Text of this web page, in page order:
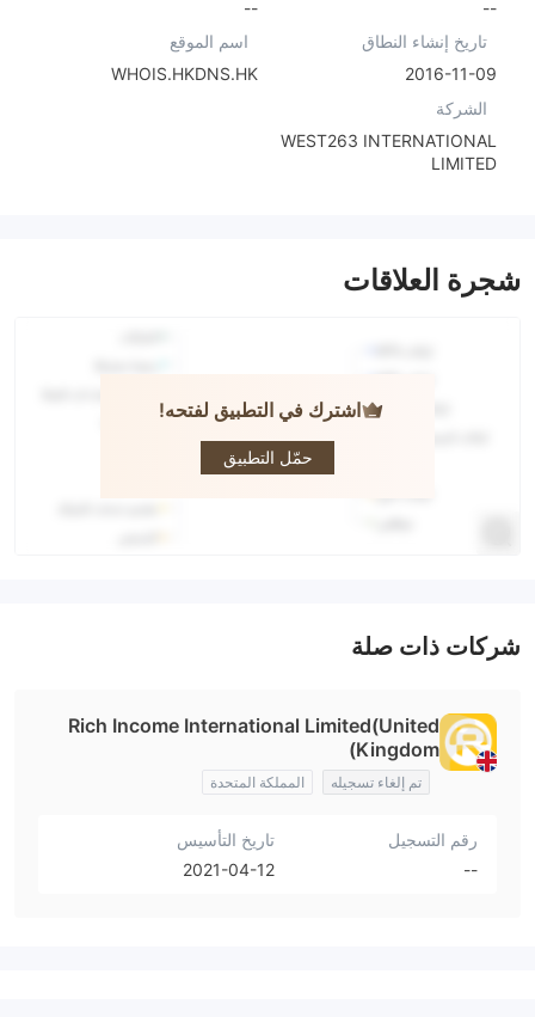
--
--
تاريخ إنشاء النطاق
2016-11-09
اسم الموقع
WHOIS.HKDNS.HK
الشركة
WEST263 INTERNATIONAL
LIMITED
شجرة العلاقات
اشترك في التطبيق لفتحه!
حمّل التطبيق
شركات ذات صلة
Rich Income International Limited(United
Kingdom)
تم إلغاء تسجيله المملكة المتحدة
رقم التسجيل
--
تاريخ التأسيس
2021-04-12